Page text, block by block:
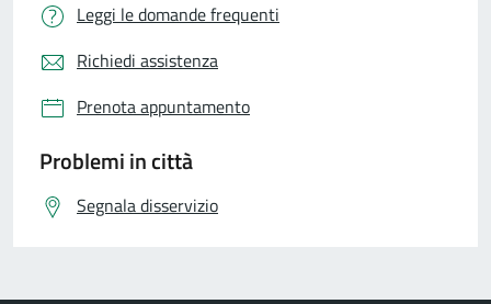
Leggi le domande frequenti
Richiedi assistenza
Prenota appuntamento
Problemi in città
Segnala disservizio